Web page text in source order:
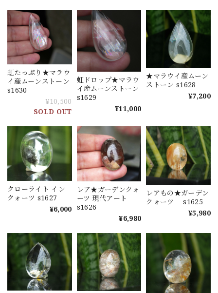
虹たっぷり★マラウ
イ産ムーンストーン
s1630
¥10,500
SOLD OUT
虹ドロップ★マラウ
イ産ムーンストーン
s1629
¥11,000
★マラウイ産ムーン
ストーン s1628
¥7,200
クローライト イン
クォーツ s1627
¥6,000
レア★ガーデンクォ
ーツ 現代アート
s1626
¥6,980
レアもの★ガーデン
クォーツ s1625
¥5,980